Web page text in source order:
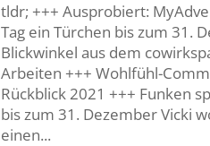
tldr; +++ Ausprobiert:
Tag ein Türchen bis zum 31.
Blickwinkel aus dem
Arbeiten +++ Wohlfühl-
Rückblick 2021 +++ Funken
bis zum 31. Dezember Vicki
einen...